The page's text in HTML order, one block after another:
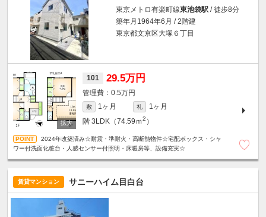
東京メトロ有楽町線東池袋駅 / 徒歩8分
築年月1964年6月 / 2階建
東京都文京区大塚６丁目
101 29.5万円
0.5万円
敷 1ヶ月 礼
1ヶ月
階 3LDK（74.59ｍ2 ）
2024年改築済み☆耐震・準耐火・高断熱物件☆宅配ボックス・シャ
ワー付洗面化粧台・人感センサー付照明・床暖房等、設備充実☆
賃貸マンション サニーハイム目白台